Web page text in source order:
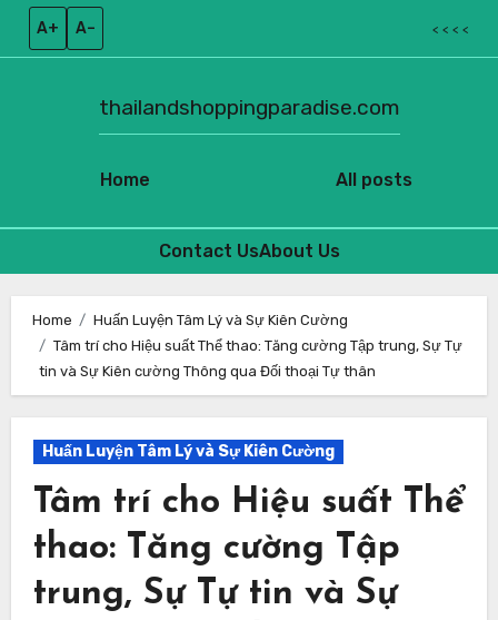
A+ A– < < < <
Home
thailandshoppingparadise.com
All posts
Contact UsAbout Us
content
Home
Huấn Luyện Tâm Lý và Sự Kiên Cường
Tâm trí cho Hiệu suất Thể thao: Tăng cường Tập trung, Sự Tự
tin và Sự Kiên cường Thông qua Đối thoại Tự thân
Huấn Luyện Tâm Lý và Sự Kiên Cường
Tâm trí cho Hiệu suất Thể
thao: Tăng cường Tập
trung, Sự Tự tin và Sự